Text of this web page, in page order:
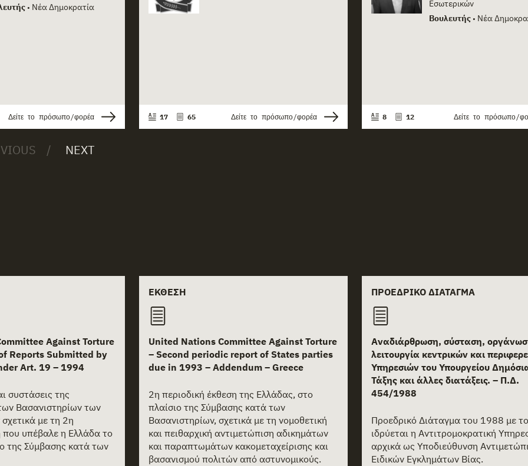
• Νέα Δημοκρατία
Δείτε το πρόσωπο/φορέα 17 65 Δείτε το πρόσωπο/φορέα
Εσωτερικών
Βουλευτής • Νέα
8 12 Δείτε το πρόσωπο/
Against Torture
Reports Submitted by
Art. 19 – 1994
συστάσεις της
Βασανιστηρίων των
με τη 2η
που υπέβαλε η Ελλάδα το
της Σύμβασης κατά των
ΕΚΘΕΣΗ
United Nations Committee Against Torture
– Second periodic report of States parties
due in 1993 – Addendum – Greece
2η περιοδική έκθεση της Ελλάδας, στο
πλαίσιο της Σύμβασης κατά των
Βασανιστηρίων, σχετικά με τη νομοθετική
και πειθαρχική αντιμετώπιση αδικημάτων
και παραπτωμάτων κακομεταχείρισης και
βασανισμού πολιτών από αστυνομικούς.
ΠΡΟΕΔΡΙΚΌ ΔΙΆΤΑΓΜΑ
Αναδιάρθρωση, σύσταση,
λειτουργία κεντρικών και
Υπηρεσιών του Υπουργείου
Τάξης και άλλες διατάξεις. – Π.Δ.
454/1988
Προεδρικό Διάταγμα του 1988 με
ιδρύεται η Αντιτρομοκρατική
αρχικά ως Υποδιεύθυνση
Ειδικών Εγκλημάτων Βίας.